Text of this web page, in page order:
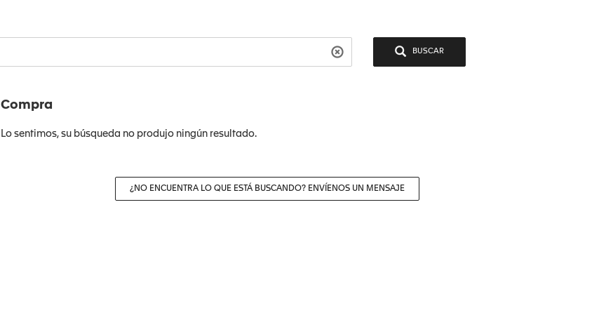
BUSCAR
Compra
Lo sentimos, su búsqueda no produjo ningún resultado.
¿NO ENCUENTRA LO QUE ESTÁ BUSCANDO? ENVÍENOS UN MENSAJE